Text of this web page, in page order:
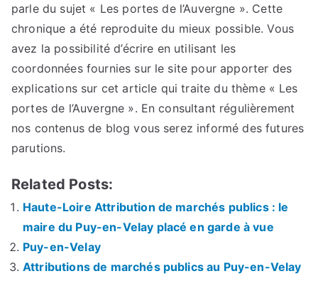
parle du sujet « Les portes de l’Auvergne ». Cette
chronique a été reproduite du mieux possible. Vous
avez la possibilité d’écrire en utilisant les
coordonnées fournies sur le site pour apporter des
explications sur cet article qui traite du thème « Les
portes de l’Auvergne ». En consultant régulièrement
nos contenus de blog vous serez informé des futures
parutions.
Related Posts:
Haute-Loire Attribution de marchés publics : le
maire du Puy-en-Velay placé en garde à vue
Puy-en-Velay
Attributions de marchés publics au Puy-en-Velay